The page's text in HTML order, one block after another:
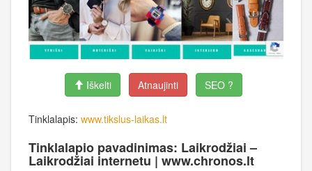
Iškelti Atnaujinti SEO ?
Tinklalapis: www.tikslus-laikas.lt
Tinklalapio pavadinimas: Laikrodžiai –
Laikrodžiai internetu | www.chronos.lt